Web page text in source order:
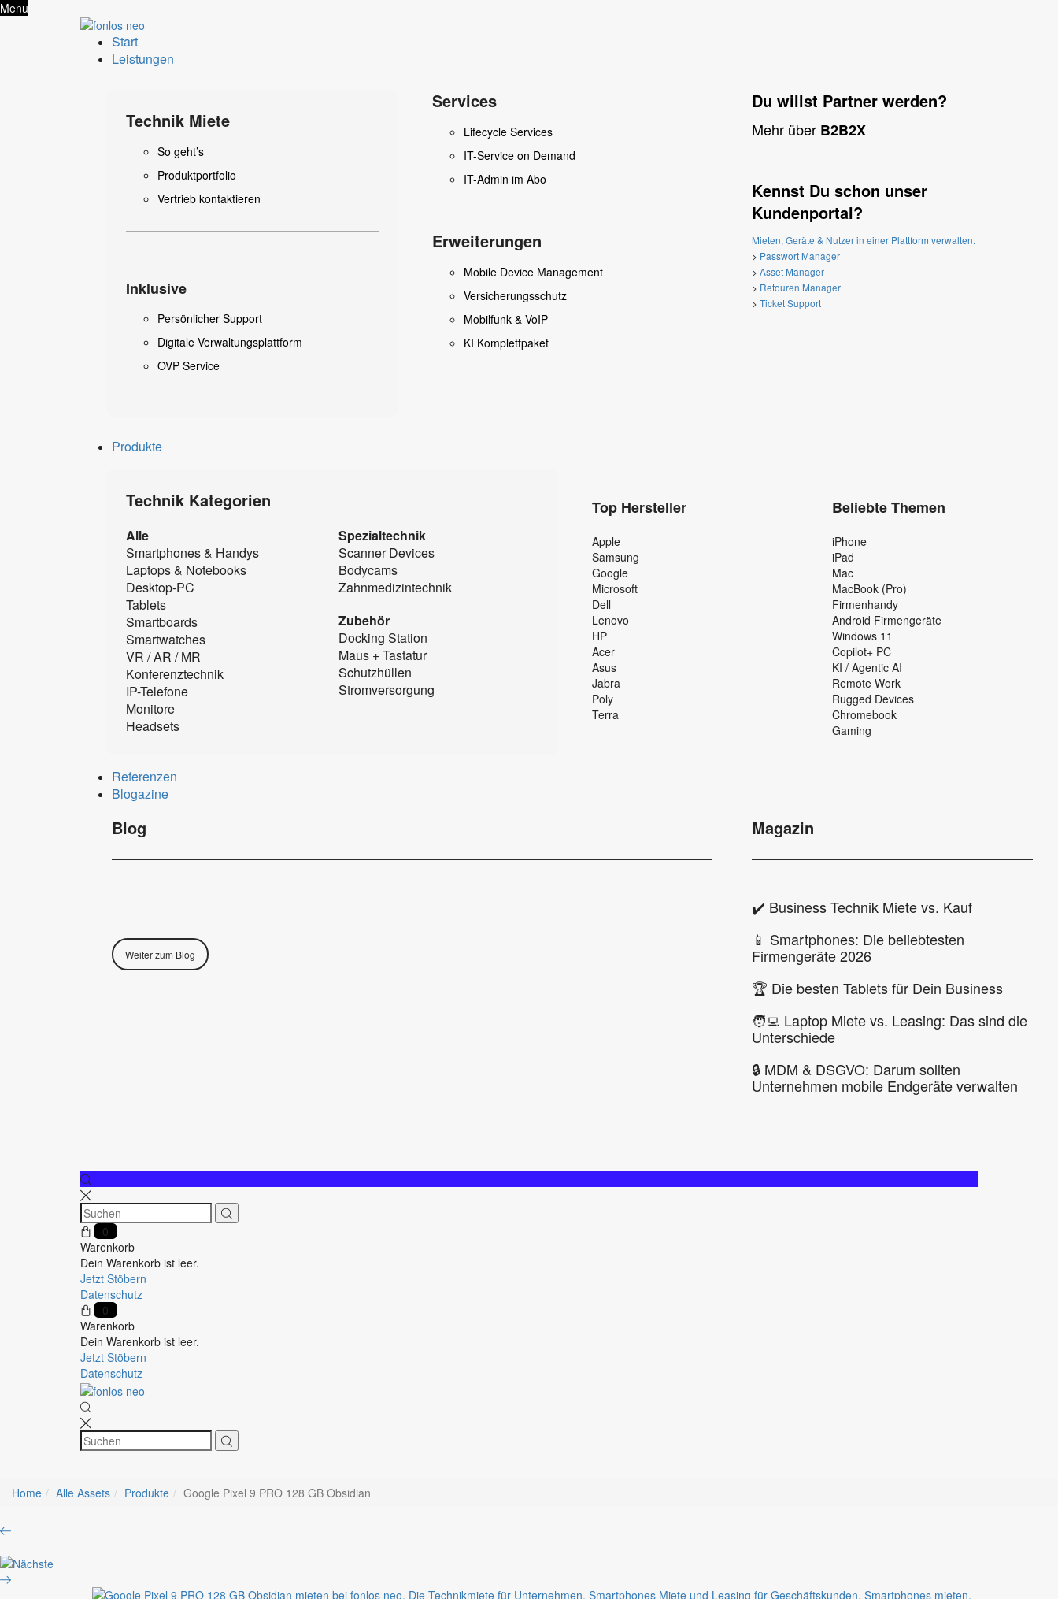
Menu
Start
Leistungen
Technik Miete
So geht’s
Produktportfolio
Vertrieb kontaktieren
Inklusive
Persönlicher Support
Digitale Verwaltungsplattform
OVP Service
Services
Lifecycle Services
IT-Service on Demand
IT-Admin im Abo
Erweiterungen
Mobile Device Management
Versicherungsschutz
Mobilfunk & VoIP
KI Komplettpaket
Du willst Partner werden?
Mehr über B2B2X
Kennst Du schon unser
Kundenportal?
Mieten, Geräte & Nutzer in einer Plattform verwalten.
> Passwort Manager
>Asset Manager
> Retouren Manager
>Ticket Support
Produkte
Technik Kategorien
Alle
Smartphones & Handys
Laptops & Notebooks
Desktop-PC
Tablets
Smartboards
Smartwatches
VR / AR / MR
Konferenztechnik
IP-Telefone
Monitore
Headsets
Spezialtechnik
Scanner Devices
Bodycams
Zahnmedizintechnik
Zubehör
Docking Station
Maus + Tastatur
Schutzhüllen
Stromversorgung
Top Hersteller
Apple
Samsung
Google
Microsoft
Dell
Lenovo
HP
Acer
Asus
Jabra
Poly
Terra
Beliebte Themen
iPhone
iPad
Mac
MacBook (Pro)
Firmenhandy
Android Firmengeräte
Windows 11
Copilot+ PC
KI / Agentic AI
Remote Work
Rugged Devices
Chromebook
Gaming
Referenzen
Blogazine
Blog
Weiter zum Blog
Magazin
✔️ Business Technik Miete vs. Kauf
📱 Smartphones: Die beliebtesten
Firmengeräte 2026
🏆 Die besten Tablets für Dein Business
🧑‍💻 Laptop Miete vs. Leasing: Das sind die
Unterschiede
🔒 MDM & DSGVO: Darum sollten
Unternehmen mobile Endgeräte verwalten
0
Warenkorb
Dein Warenkorb ist leer.
Jetzt Stöbern
Datenschutz
0
Warenkorb
Dein Warenkorb ist leer.
Jetzt Stöbern
Datenschutz
Home Alle Assets Produkte Google Pixel 9 PRO 128 GB Obsidian
Product
Samsung
XCover7
Pro
OPPO
Find